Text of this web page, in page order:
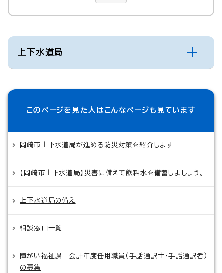
上下水道局
このページを見た人はこんなページも見ています
岡崎市上下水道局が進める防災対策を紹介します
【岡崎市上下水道局】災害に備えて飲料水を備蓄しましょう。
上下水道局の備え
相談窓口一覧
障がい福祉課 会計年度任用職員（手話通訳士・手話通訳者）
の募集